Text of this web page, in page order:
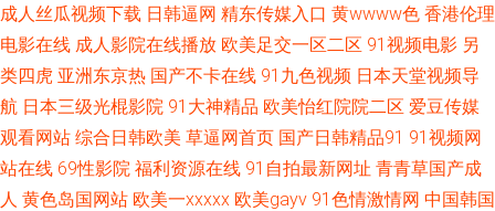
豆花91熟女自拍 精品久热 欧美第一页专区 少妇后入 亚洲欧洲姦 91免免费版
九幺 99热首页 成人片伊人 精品一欧美一综合 欧美草逼网址 日韩黄色大片
午夜天堂福利 91se 99热久久视频 大香蕉久久综合 韩国无码专区 老师机午夜
性爱 日本韩国A片 亚洲香蕉伊人网 97国产在线视频 超碰pt 激情啪啪综合 欧
成人丝瓜视频下载 日韩逼网 精东传媒入口 黄wwww色 香港伦理
电影在线 成人影院在线播放 欧美足交一区二区 91视频电影 另
类四虎 亚洲东京热 国产不卡在线 91九色视频 日本天堂视频导
航 日本三级光棍影院 91大神精品 欧美怡红院院二区 爱豆传媒
观看网站 综合日韩欧美 草逼网首页 国产日韩精品91 91视频网
站在线 69性影院 福利资源在线 91自拍最新网址 青青草国产成
人 黄色岛国网站 欧美一xxxxx 欧美gayv 91色情激情网 中国韩国